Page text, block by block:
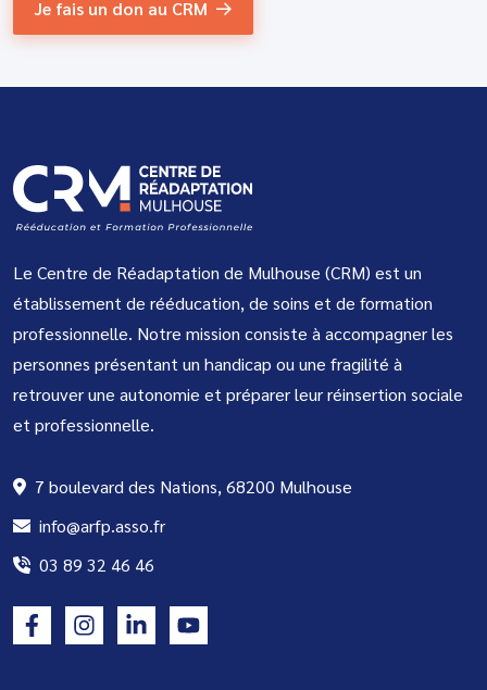
Je fais un don au CRM
Le Centre de Réadaptation de Mulhouse (CRM) est un
établissement de rééducation, de soins et de formation
professionnelle. Notre mission consiste à accompagner les
personnes présentant un handicap ou une fragilité à
retrouver une autonomie et préparer leur réinsertion sociale
et professionnelle.
7 boulevard des Nations, 68200 Mulhouse
info@arfp.asso.fr
03 89 32 46 46